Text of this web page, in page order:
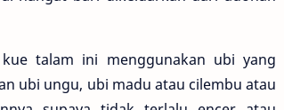
talam ini menggunakan ubi yang
ubi ungu, ubi madu atau cilembu atau